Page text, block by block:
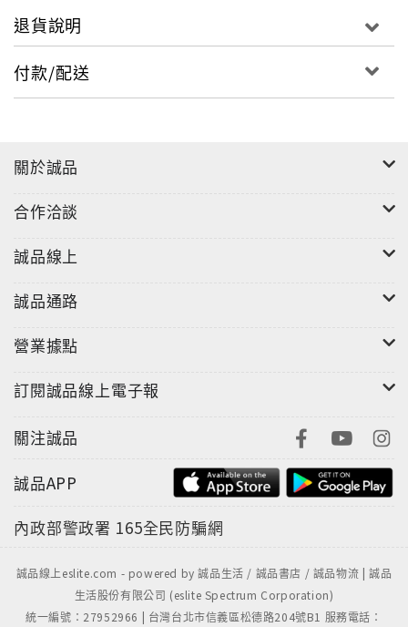
2015柏林影展美食單元
"
退貨說明
付款/配送
關於誠品
合作洽談
誠品線上
誠品通路
營業據點
訂閱誠品線上電子報
關注誠品
誠品APP
內政部警政署 165全民防騙網
誠品線上eslite.com - powered by 誠品生活 / 誠品書店 / 誠品物流 | 誠品
生活股份有限公司 (eslite Spectrum Corporation)
統一編號：27952966 | 台灣台北市信義區松德路204號B1 服務電話：